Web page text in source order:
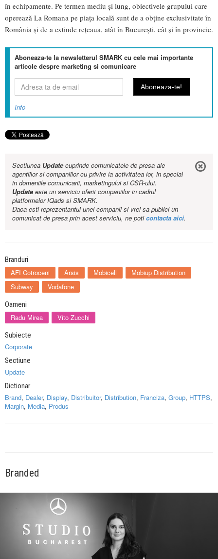
în echipamente. Pe termen mediu și lung, obiectivele grupului care
operează La Romana pe piața locală sunt de a obține exclusivitate în
România și de a extinde rețeaua, atât în București, cât și în provincie.
Aboneaza-te la newsletterul SMARK cu cele mai importante
articole despre marketing si comunicare
Info
Sectiunea Updatecuprinde comunicatele de presa ale
agentiilor si companiilor cu privire la activitatea lor, in special
in domeniile comunicarii, marketingului si CSR-ului.
Updateeste un serviciu oferit companiilor in cadrul
platformelor IQads si SMARK.
Daca esti reprezentantul unei companii si vrei sa publici un
comunicat de presa prin acest serviciu, ne poticontacta aici.
Branduri
AFI Cotroceni Arsis Mobicell
Mobiup Distribution
Subway
Vodafone
Oameni
Radu Mirea Vito Zucchi
Subiecte
Corporate
Sectiune
Update
Dictionar
Brand, Dealer, Display, Distribuitor, Distribution, Franciza, Group, HTTPS,
Margin, Media, Produs
Branded